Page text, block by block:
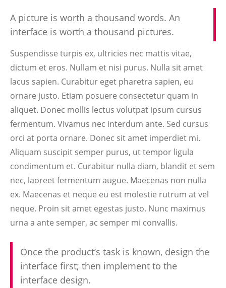
A picture is worth a thousand words. An
interface is worth a thousand pictures.
Suspendisse turpis ex, ultricies nec mattis vitae,
dictum et eros. Nullam et nisi purus. Nulla sit amet
lacus sapien. Curabitur eget pharetra sapien, eu
ornare justo. Etiam posuere consectetur quam in
aliquet. Donec mollis lectus volutpat ipsum cursus
fermentum. Vivamus nec interdum ante. Sed cursus
orci at porta ornare. Donec sit amet imperdiet mi.
Aliquam suscipit semper purus, ut tempor ligula
condimentum et. Curabitur nulla diam, blandit et sem
nec, laoreet fermentum augue. Maecenas non nulla
ex. Maecenas et neque eu est molestie rutrum at vel
neque. Proin sit amet egestas justo. Nunc maximus
urna a ante semper, ac semper mi convallis.
Once the product’s task is known, design the
interface first; then implement to the
interface design.